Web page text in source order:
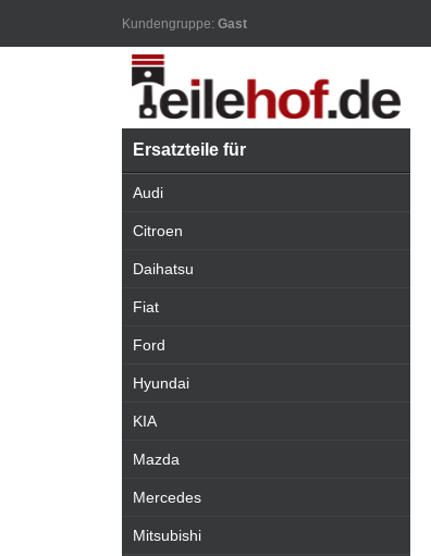
Kundengruppe: Gast
Ersatzteile für
Audi
Citroen
Daihatsu
Fiat
Ford
Hyundai
KIA
Mazda
Mercedes
Mitsubishi